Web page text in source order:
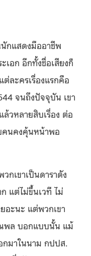
กแสดงมืออาชีพ
เอก อีกทั้งชื่อเสียงก็
ต่ละครเรื่องแรกคือ
จนถึงปัจจุบัน เขา
วหลายสิบเรื่อง ต่อ
คนคงคุ้นหน้าพอ
กเขาเป็นดาราดัง
แต่ไม่ขึ้นเวที ไม่
อะนะ แต่พวกเขา
ณพล บอกแบบนั้น แม้
มาในนาม กปปส.